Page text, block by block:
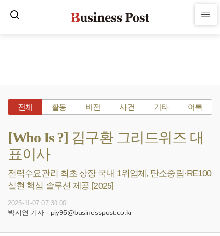
전체 활동 비전 사건 기타 어록
[Who Is ?] 김구환 그리드위즈 대
표이사
전력수요관리 최초 상장 국내 1위업체, 탄소중립·RE100
실현 핵심 솔루션 제공 [2025]
2025-11-07 07:30:00
박지연 기자 - pjy95@businesspost.co.kr